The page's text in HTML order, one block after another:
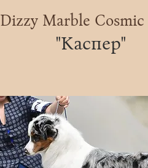
Dizzy Marble
"Каспер"